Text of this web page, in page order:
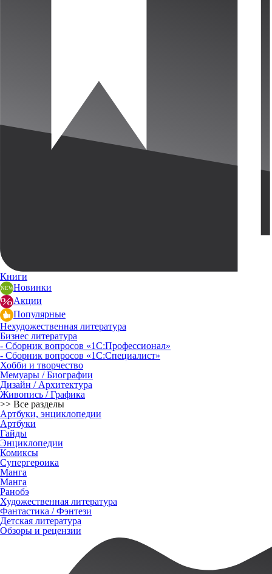
Книги
Новинки
Акции
Популярные
Нехудожественная литература
Бизнес литература
- Сборник вопросов «1С:Профессионал»
- Сборник вопросов «1С:Специалист»
Хобби и творчество
Мемуары / Биографии
Дизайн / Архитектура
Живопись / Графика
>> Все разделы
Артбуки, энциклопедии
Артбуки
Гайды
Энциклопедии
Комиксы
Супергероика
Манга
Манга
Ранобэ
Художественная литература
Фантастика / Фэнтези
Детская литература
Обзоры и рецензии